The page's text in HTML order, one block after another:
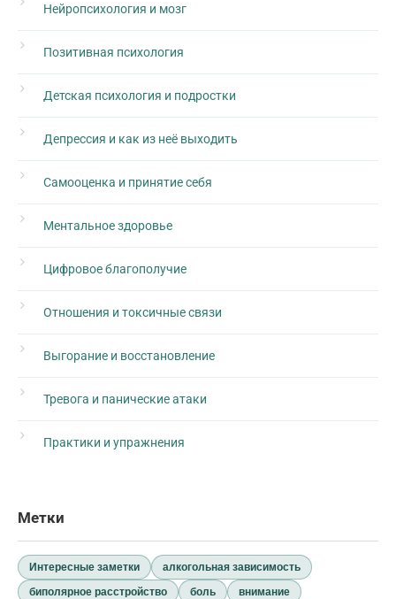
Нейропсихология и мозг
Позитивная психология
Детская психология и подростки
Депрессия и как из неё выходить
Самооценка и принятие себя
Ментальное здоровье
Цифровое благополучие
Отношения и токсичные связи
Выгорание и восстановление
Тревога и панические атаки
Практики и упражнения
Метки
Интересные заметки
алкогольная зависимость
биполярное расстройство
боль
внимание